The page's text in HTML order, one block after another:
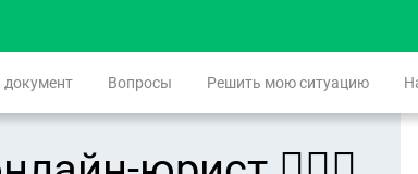
документ Вопросы Решить мою ситуацию